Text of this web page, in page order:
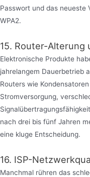
Passwort und das neueste
WPA2.
15. Router-Alterung
Elektronische Produkte
jahrelangem Dauerbetrieb
Routers wie
Stromversorgung,
nach drei bis fünf Jahren
eine kluge Entscheidung.
16. ISP-
Manchmal rühren das